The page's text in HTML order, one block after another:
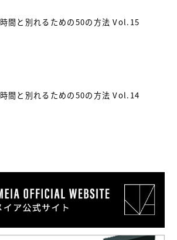
時間と別れるための50の方法 Vol.15
時間と別れるための50の方法 Vol.14